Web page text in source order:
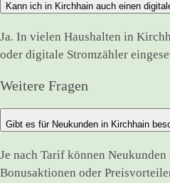
Kann ich in Kirchhain auch einen
Ja. In vielen Haushalten in
oder digitale Stromzähler
Weitere Fragen
Gibt es für Neukunden in Kirchhain
Je nach Tarif können
Bonusaktionen oder